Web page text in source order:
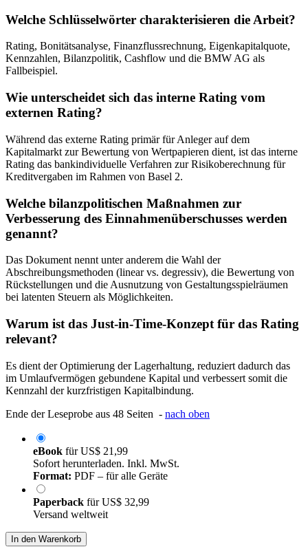
Welche Schlüsselwörter charakterisieren die Arbeit?
Rating, Bonitätsanalyse, Finanzflussrechnung, Eigenkapitalquote,
Kennzahlen, Bilanzpolitik, Cashflow und die BMW AG als
Fallbeispiel.
Wie unterscheidet sich das interne Rating vom
externen Rating?
Während das externe Rating primär für Anleger auf dem
Kapitalmarkt zur Bewertung von Wertpapieren dient, ist das interne
Rating das bankindividuelle Verfahren zur Risikoberechnung für
Kreditvergaben im Rahmen von Basel 2.
Welche bilanzpolitischen Maßnahmen zur
Verbesserung des Einnahmenüberschusses werden
genannt?
Das Dokument nennt unter anderem die Wahl der
Abschreibungsmethoden (linear vs. degressiv), die Bewertung von
Rückstellungen und die Ausnutzung von Gestaltungsspielräumen
bei latenten Steuern als Möglichkeiten.
Warum ist das Just-in-Time-Konzept für das Rating
relevant?
Es dient der Optimierung der Lagerhaltung, reduziert dadurch das
im Umlaufvermögen gebundene Kapital und verbessert somit die
Kennzahl der kurzfristigen Kapitalbindung.
Ende der Leseprobe aus 48 Seiten - nach oben
eBook fürUS$ 21,99
Sofort herunterladen. Inkl. MwSt.
Format: PDF – für alle Geräte
Paperback fürUS$ 32,99
Versand weltweit
In den Warenkorb